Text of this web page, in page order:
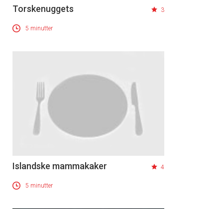
Torskenuggets 3
5 minutter
Islandske mammakaker 4
5 minutter